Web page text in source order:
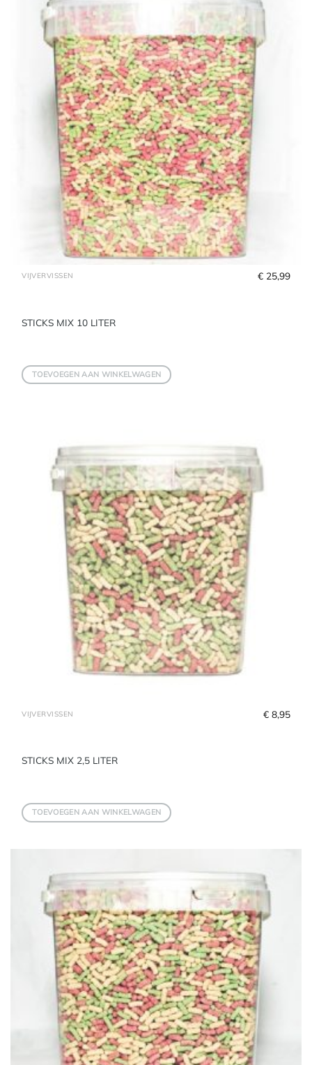
VIJVERVISSEN
STICKS MIX 10 LITER
€ 25,99
TOEVOEGEN AAN WINKELWAGEN
VIJVERVISSEN
STICKS MIX 2,5 LITER
€ 8,95
TOEVOEGEN AAN WINKELWAGEN